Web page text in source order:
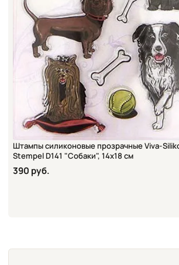
Штампы силиконовые прозрачные Viva-
Stempel D141 "Собаки", 14х18 см
390 руб.